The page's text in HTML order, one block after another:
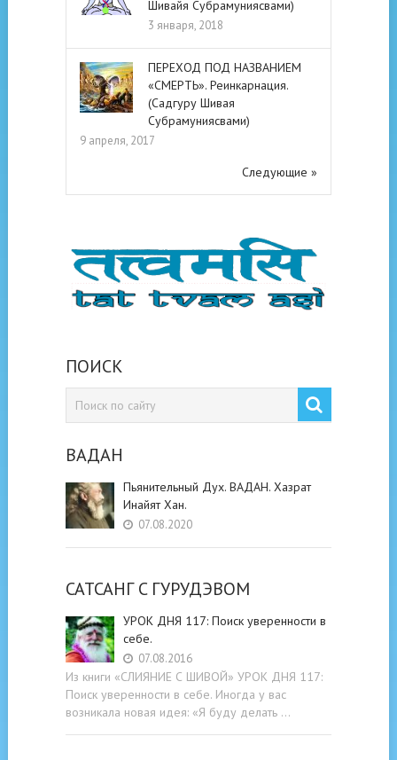
Шивайя Субрамуниясвами)
3 января, 2018
ПЕРЕХОД ПОД НАЗВАНИЕМ
«СМЕРТЬ». Реинкарнация.
(Садгуру Шивая
Субрамуниясвами)
9 апреля, 2017
Следующие »
ПОИСК
ВАДАН
Пьянительный Дух. ВАДАН. Хазрат
Инайят Хан.
07.08.2020
САТСАНГ C ГУРУДЭВОМ
УРОК ДНЯ 117: Поиск уверенности в
себе.
07.08.2016
Из книги «СЛИЯНИЕ С ШИВОЙ» УРОК ДНЯ 117:
Поиск уверенности в себе. Иногда у вас
возникала новая идея: «Я буду делать …